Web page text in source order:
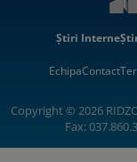
Știri Interne
EchipaContact
Copyright © 2026
Fax: